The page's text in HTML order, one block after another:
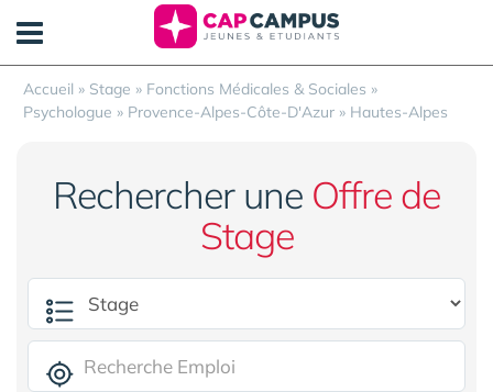
Accueil » Stage » Fonctions Médicales & Sociales »
Psychologue » Provence-Alpes-Côte-D'Azur » Hautes-Alpes
Rechercher une Offre de
Stage
Panneau de gestion des cookies